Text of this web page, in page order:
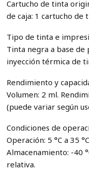
Cartucho de tinta
de caja: 1 cartucho de
Tipo de tinta e
Tinta negra a base de
inyección térmica de
Rendimiento y
Volumen: 2 ml.
(puede variar según
Condiciones de
Operación: 5 °C a 35
Almacenamiento: -40
relativa.